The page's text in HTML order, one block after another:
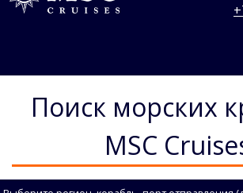
Поиск морских
MSC